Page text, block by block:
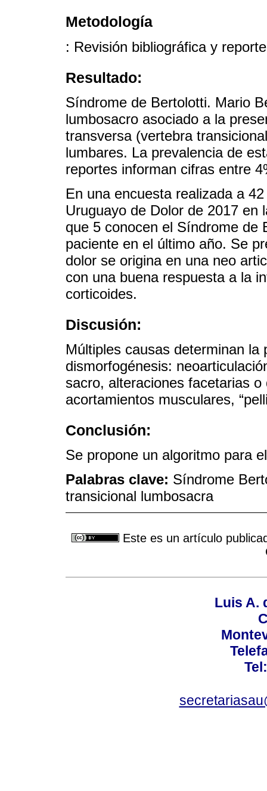
Metodología
: Revisión bibliográfica y
Resultado:
Síndrome de Bertolotti. Mario
lumbosacro asociado a la
transversa (vertebra
lumbares. La prevalencia de
reportes informan cifras entre
En una encuesta realizada a
Uruguayo de Dolor de 2017 en
que 5 conocen el Síndrome de
paciente en el último año. Se
dolor se origina en una neo
con una buena respuesta a la
corticoides.
Discusión:
Múltiples causas determinan
dismorfogénesis:
sacro, alteraciones facetarias
acortamientos musculares,
Conclusión:
Se propone un algoritmo para
Palabras clave: Síndrome
transicional lumbosacra
Este es un artículo
Luis A.